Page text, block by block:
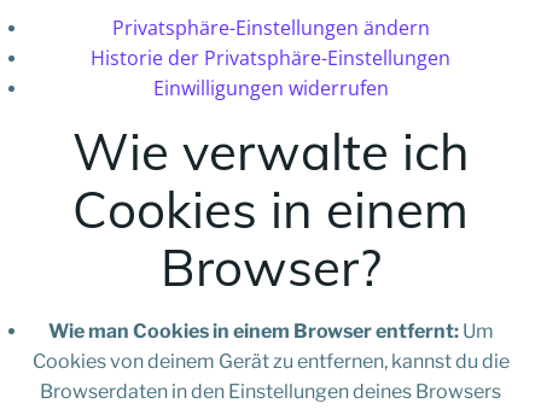
Privatsphäre-Einstellungen ändern
Historie der Privatsphäre-Einstellungen
Einwilligungen widerrufen
Wie verwalte ich
Cookies in einem
Browser?
Wie man Cookies in einem Browser entfernt:Um
Cookies von deinem Gerät zu entfernen, kannst du die
Browserdaten in den Einstellungen deines Browsers